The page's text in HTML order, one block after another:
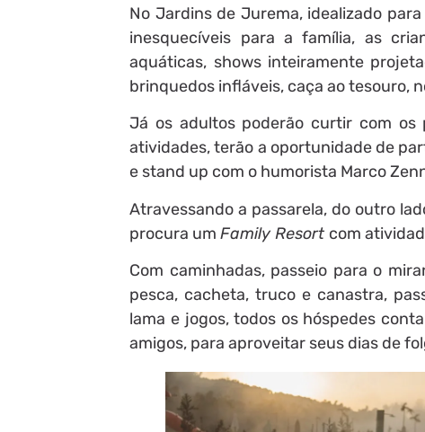
No Jardins de Jurema, idealizado
inesquecíveis para a família, as
aquáticas, shows inteiramente
brinquedos infláveis, caça ao tesouro,
Já os adultos poderão curtir com os
atividades, terão a oportunidade de
e stand up com o humorista Marco
Atravessando a passarela, do outro
procura umFamily Resort com
Com caminhadas, passeio para o
pesca, cacheta, truco e canastra,
lama e jogos, todos os hóspedes
amigos, para aproveitar seus dias de